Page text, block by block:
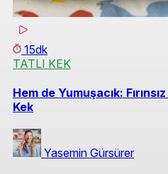
15dk
TATLI KEK
Hem de Yumuşacık:
Kek
Yasemin Gürsürer